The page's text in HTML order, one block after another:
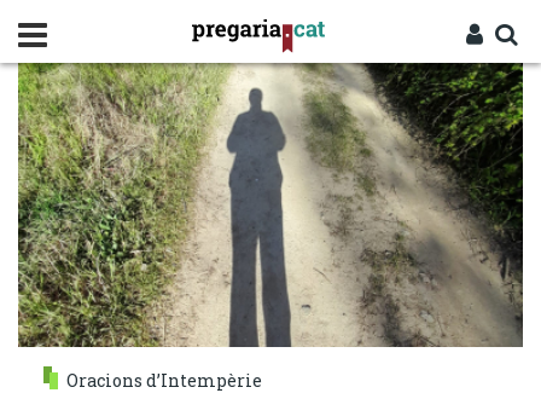
contingut
Entra
Cercador
CAMÍ
Oracions d’Intempèrie